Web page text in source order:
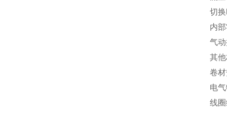
切
内
气
其
卷
电
线